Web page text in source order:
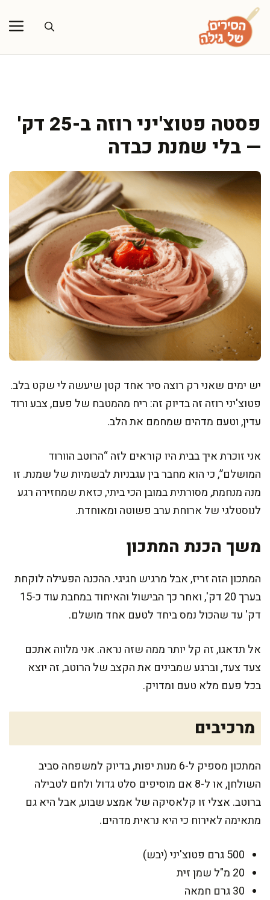
לדלג
לתוכן
פסטה פטוצ'יני רוזה ב-25 דק'
— בלי שמנת כבדה
יש ימים שאני רק רוצה סיר אחד קטן שיעשה לי שקט בלב.
פטוצ'יני רוזה זה בדיוק זה: ריח מהמטבח של פעם, צבע ורוד
עדין, וטעם מדהים שמחמם את הלב.
אני זוכרת איך בבית היו קוראים לזה “הרוטב הוורוד
המושלם”, כי הוא מחבר בין עגבניות לבשמיות של שמנת. זו
מנה מנחמת, מסורתית במובן הכי ביתי, כזאת שמחזירה רגע
לנוסטלגי של ארוחת ערב פשוטה ומאוחדת.
משך הכנת המתכון
המתכון הזה זריז, אבל מרגיש חגיגי. ההכנה הפעילה לוקחת
בערך 20 דק', ואחר כך הבישול והאיחוד במחבת עוד כ-15
דק' עד שהכול נמס ביחד לטעם אחד מושלם.
אל תדאגו, זה קל יותר ממה שזה נראה. אני מלווה אתכם
צעד צעד, וברגע שמבינים את הקצב של הרוטב, זה יוצא
בכל פעם מלא טעם ומדויק.
מרכיבים
המתכון מספיק ל-6 מנות יפות, בדיוק למשפחה סביב
השולחן, או ל-8 אם מוסיפים סלט גדול ולחם לטבילה
ברוטב. אצלי זו קלאסיקה של אמצע שבוע, אבל היא גם
מתאימה לאירוח כי היא נראית מדהים.
500 גרם פטוצ'יני (יבש)
20 מ"ל שמן זית
30 גרם חמאה